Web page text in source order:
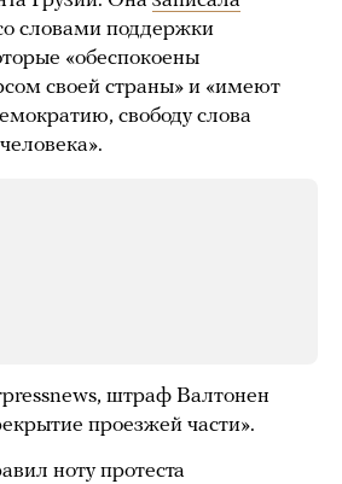
словами поддержки
«обеспокоены
своей страны» и «имеют
свободу слова
штраф Валтонен
проезжей части».
ноту протеста